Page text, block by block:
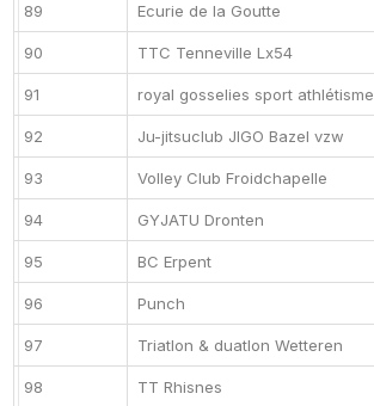
89 Ecurie de la Goutte
90 TTC Tenneville Lx54
91 royal gosselies sport athlétisme
92 Ju-jitsuclub JIGO Bazel vzw
93 Volley Club Froidchapelle
94 GYJATU Dronten
95 BC Erpent
96 Punch
97 Triatlon & duatlon Wetteren
98 TT Rhisnes